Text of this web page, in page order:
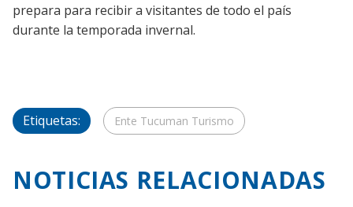
prepara para recibir a visitantes de todo el país
durante la temporada invernal.
Etiquetas: Ente Tucuman Turismo
NOTICIAS RELACIONADAS